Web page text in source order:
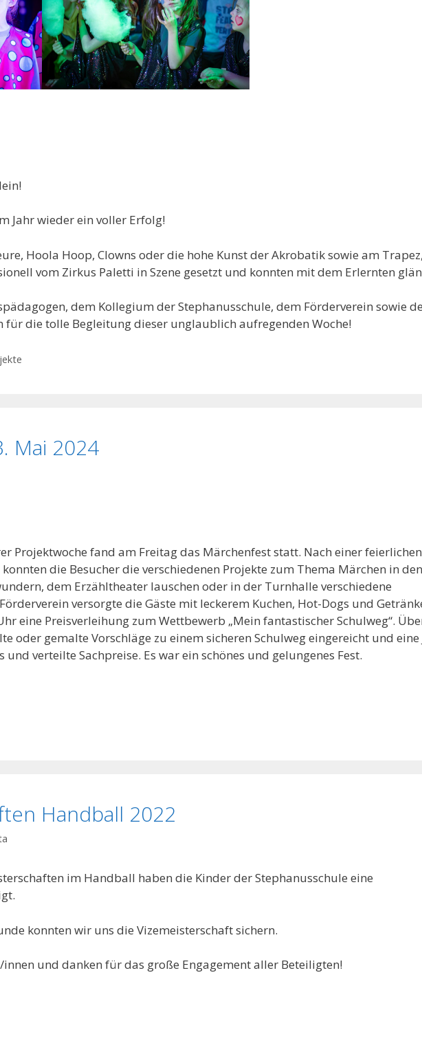
Jahr wieder ein voller Erfolg!
Hoola Hoop, Clowns oder die hohe Kunst der Akrobatik sowie am
vom Zirkus Paletti in Szene gesetzt und konnten mit dem Erlernten
dem Kollegium der Stephanusschule, dem Förderverein sowie
für die tolle Begleitung dieser unglaublich aufregenden Woche!
Mai 2024
Projektwoche fand am Freitag das Märchenfest statt. Nach einer feierlichen
die Besucher die verschiedenen Projekte zum Thema Märchen in den
dem Erzähltheater lauschen oder in der Turnhalle verschiedene
versorgte die Gäste mit leckerem Kuchen, Hot-Dogs und
eine Preisverleihung zum Wettbewerb „Mein fantastischer Schulweg“.
oder gemalte Vorschläge zu einem sicheren Schulweg eingereicht und eine
verteilte Sachpreise. Es war ein schönes und gelungenes Fest.
Handball 2022
im Handball haben die Kinder der Stephanusschule eine
konnten wir uns die Vizemeisterschaft sichern.
und danken für das große Engagement aller Beteiligten!